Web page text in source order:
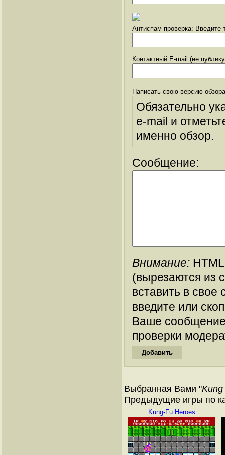
Антиспам проверка: Введите
Контактный E-mail (не
Написать свою версию
Обязательно
e-mail и
именно обзор.
Сообщение:
Внимание:
(вырезаются из
вставить в
введите или
Ваше
проверки
Выбранная Вами "Kung
Предыдущие игры по
Kung-Fu Heroes